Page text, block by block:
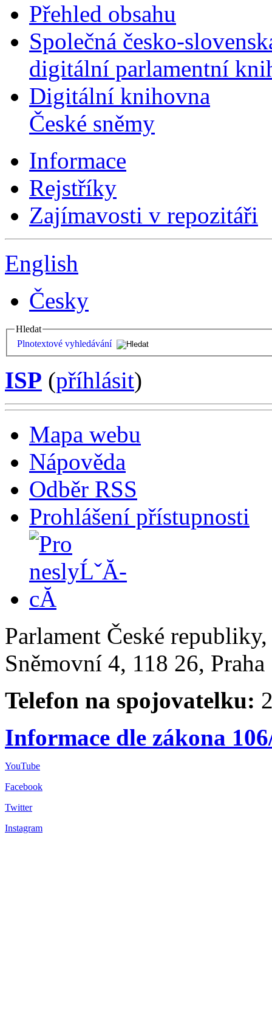
Přehled obsahu
Společná česko-
digitální parlamentní
Digitální knihovna
České sněmy
Informace
Rejstříky
Zajímavosti v repozitáři
English
Česky
Hledat
Plnotextové vyhledávání
ISP (příhlásit)
Mapa webu
Nápověda
Odběr RSS
Prohlášení přístupnosti
Parlament České
Sněmovní 4, 118 26,
Telefon na spojovatelku:
Informace dle zákona
YouTube
Facebook
Twitter
Instagram